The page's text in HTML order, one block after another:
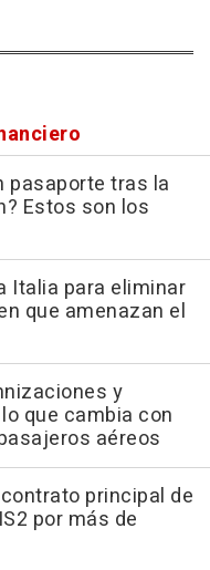
pasaporte tras la
Estos son los
Italia para eliminar
que amenazan el
y
que cambia con
aéreos
principal de
por más de